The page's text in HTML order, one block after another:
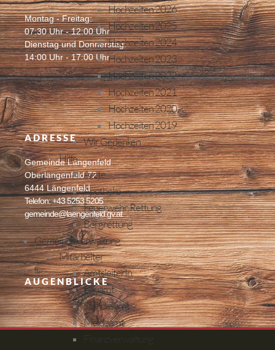
Hochzeiten 2026
Hochzeiten 2025
Hochzeiten 2024
Hochzeiten 2023
Hochzeiten 2022
Hochzeiten 2021
Hochzeiten 2020
Hochzeiten 2019
Wir Gedenken
Hilfe
Ärzte
Apotheke
Feuerwehr, Rettung
Bergrettung
Gemeindeverwaltung
Mitarbeiter
AmtsleiterIn
Bauamt
Standesamt
Meldeamt
Finanzverwaltung
Montag - Freitag:
07:30 Uhr - 12:00 Uhr
Dienstag und Donnerstag:
14:00 Uhr - 17:00 Uhr
ADRESSE
Gemeinde Längenfeld
Oberlängenfeld 72
6444 Längenfeld
Telefon: +43 5253 5205
gemeinde@laengenfeld.gv.at
AUGENBLICKE